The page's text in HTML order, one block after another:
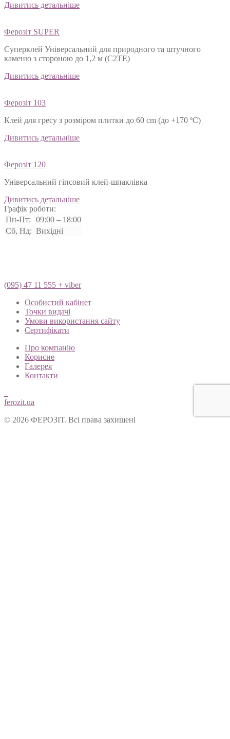
Дивитись детальніше
Ферозіт SUPER
Суперклей Універсальний для природного та штучного
каменю з стороною до 1,2 м (C2TЕ)
Дивитись детальніше
Ферозіт 103
Клей для гресу з розміром плитки до 60 cm (до +170 ºС)
Дивитись детальніше
Ферозіт 120
Універсальний гіпсовий клей-шпаклівка
Дивитись детальніше
Графік роботи:
Пн-Пт:
09:00 – 18:00
Сб, Нд: Вихідні
(095) 47 11 555 + viber
Особистий кабінет
Точки видачі
Умови використання сайту
Сертифікати
Про компанію
Корисне
Галерея
Контакти
ferozit.ua
© 2026 ФЕРОЗІТ. Всі права захищені